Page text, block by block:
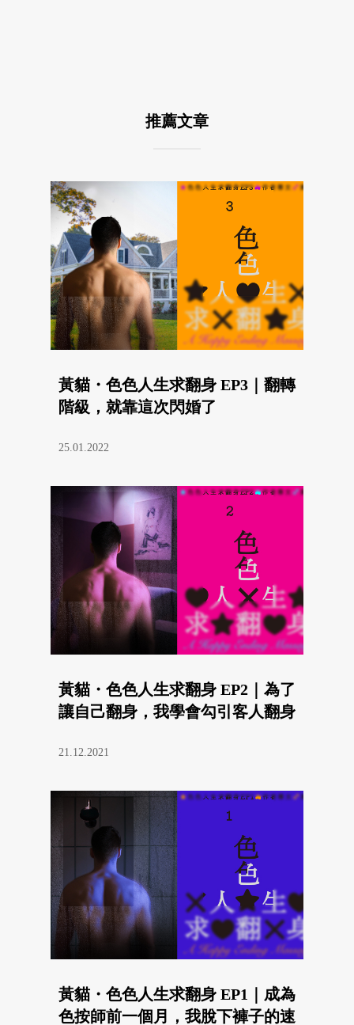
推薦文章
黃貓・色色人生求翻身 EP3｜翻轉
階級，就靠這次閃婚了
25.01.2022
黃貓・色色人生求翻身 EP2｜為了
讓自己翻身，我學會勾引客人翻身
21.12.2021
黃貓・色色人生求翻身 EP1｜成為
色按師前一個月，我脫下褲子的速